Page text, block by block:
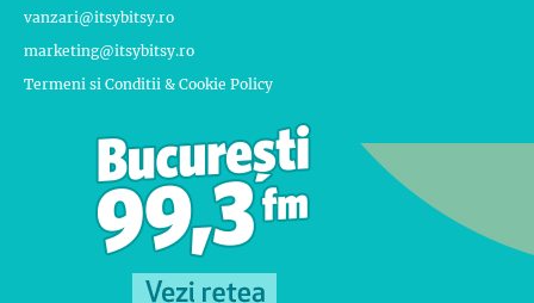
vanzari@itsybitsy.ro
marketing@itsybitsy.ro
Termeni si Conditii & Cookie Policy